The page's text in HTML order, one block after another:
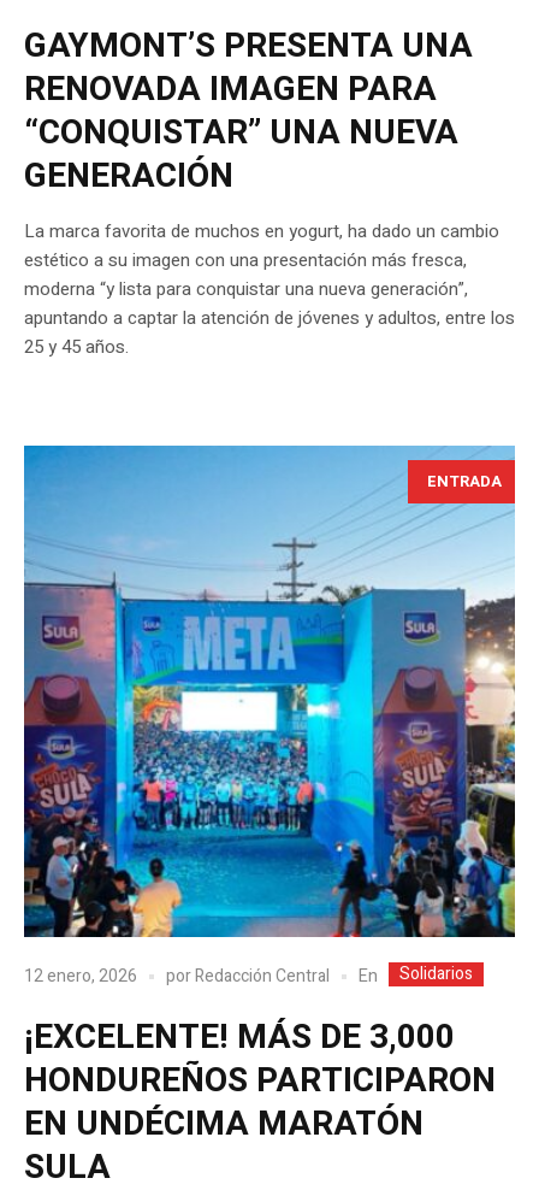
GAYMONT’S PRESENTA UNA
RENOVADA IMAGEN PARA
“CONQUISTAR” UNA NUEVA
GENERACIÓN
La marca favorita de muchos en yogurt, ha dado un cambio
estético a su imagen con una presentación más fresca,
moderna “y lista para conquistar una nueva generación”,
apuntando a captar la atención de jóvenes y adultos, entre los
25 y 45 años.
ENTRADA
12 enero, 2026 porRedacción Central En Solidarios
¡EXCELENTE! MÁS DE 3,000
HONDUREÑOS PARTICIPARON
EN UNDÉCIMA MARATÓN
SULA